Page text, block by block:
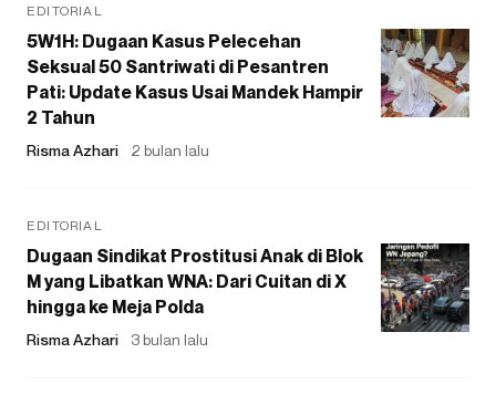
EDITORIAL
5W1H: Dugaan Kasus Pelecehan
Seksual 50 Santriwati di Pesantren
Pati: Update Kasus Usai Mandek Hampir
2 Tahun
Risma Azhari 2 bulan lalu
EDITORIAL
Dugaan Sindikat Prostitusi Anak di Blok
M yang Libatkan WNA: Dari Cuitan di X
hingga ke Meja Polda
Risma Azhari 3 bulan lalu